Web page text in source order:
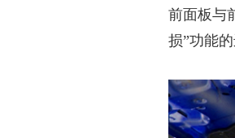
前面板与
损”功能